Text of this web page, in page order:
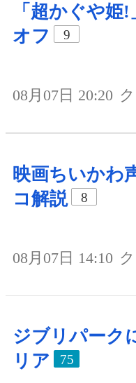
「超かぐや姫
オフ
9
08月07日 20:20
映画ちいかわ
コ解説
8
08月07日 14:10
ジブリパーク
リア
75